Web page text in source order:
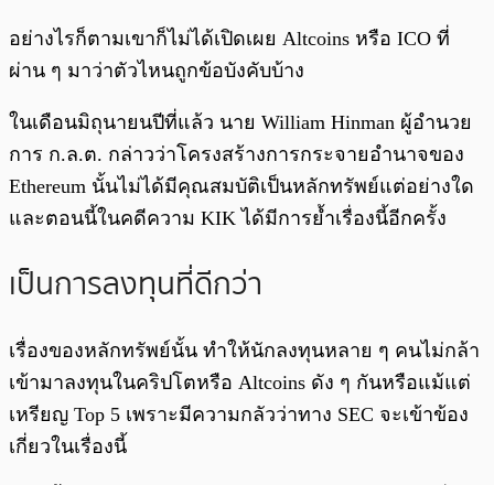
อย่างไรก็ตามเขาก็ไม่ได้เปิดเผย Altcoins หรือ ICO ที่
ผ่าน ๆ มาว่าตัวไหนถูกข้อบังคับบ้าง
ในเดือนมิถุนายนปีที่แล้ว นาย William Hinman ผู้อำนวย
การ ก.ล.ต. กล่าวว่าโครงสร้างการกระจายอำนาจของ
Ethereum นั้นไม่ได้มีคุณสมบัติเป็นหลักทรัพย์แต่อย่างใด
และตอนนี้ในคดีความ KIK ได้มีการย้ำเรื่องนี้อีกครั้ง
เป็นการลงทุนที่ดีกว่า
เรื่องของหลักทรัพย์นั้น ทำให้นักลงทุนหลาย ๆ คนไม่กล้า
เข้ามาลงทุนในคริปโตหรือ Altcoins ดัง ๆ กันหรือแม้แต่
เหรียญ Top 5 เพราะมีความกลัวว่าทาง SEC จะเข้าข้อง
เกี่ยวในเรื่องนี้